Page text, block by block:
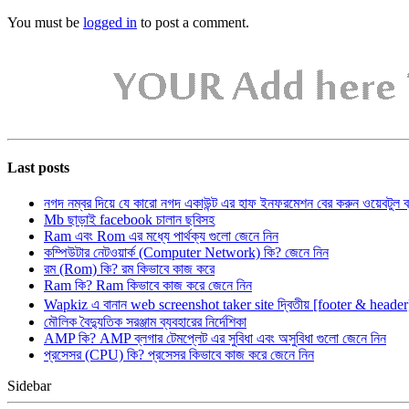
You must be logged in to post a comment.
Last posts
নগদ নম্বর দিয়ে যে কারো নগদ একাউন্ট এর হাফ ইনফরমেশন বের করুন ওয়েবটুল
Mb ছাড়াই facebook চালান ছবিসহ
Ram এবং Rom এর মধ্যে পার্থক্য গুলো জেনে নিন
কম্পিউটার নেটওয়ার্ক (Computer Network) কি? জেনে নিন
রম (Rom) কি? রম কিভাবে কাজ করে
Ram কি? Ram কিভাবে কাজ করে জেনে নিন
Wapkiz এ বানান web screenshot taker site দ্বিতীয় [footer &
মৌলিক বৈদ্যুতিক সরঞ্জাম ব্যবহারের নির্দেশিকা
AMP কি? AMP ব্লগার টেমপ্লেট এর সুবিধা এবং অসুবিধা গুলো জেনে নিন
প্রসেসর (CPU) কি? প্রসেসর কিভাবে কাজ করে জেনে নিন
Sidebar